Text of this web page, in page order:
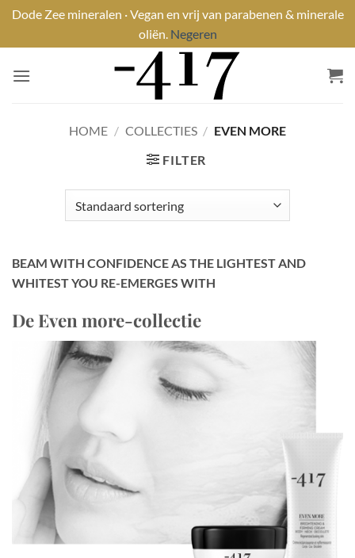
Dode Zee mineralen · Vegan en vrij van parabenen & minerale
oliën. Negeren
naar
HOME / COLLECTIES / EVEN MORE
FILTER
BEAM WITH CONFIDENCE AS THE LIGHTEST AND
WHITEST YOU RE-EMERGES WITH
De Even more-collectie